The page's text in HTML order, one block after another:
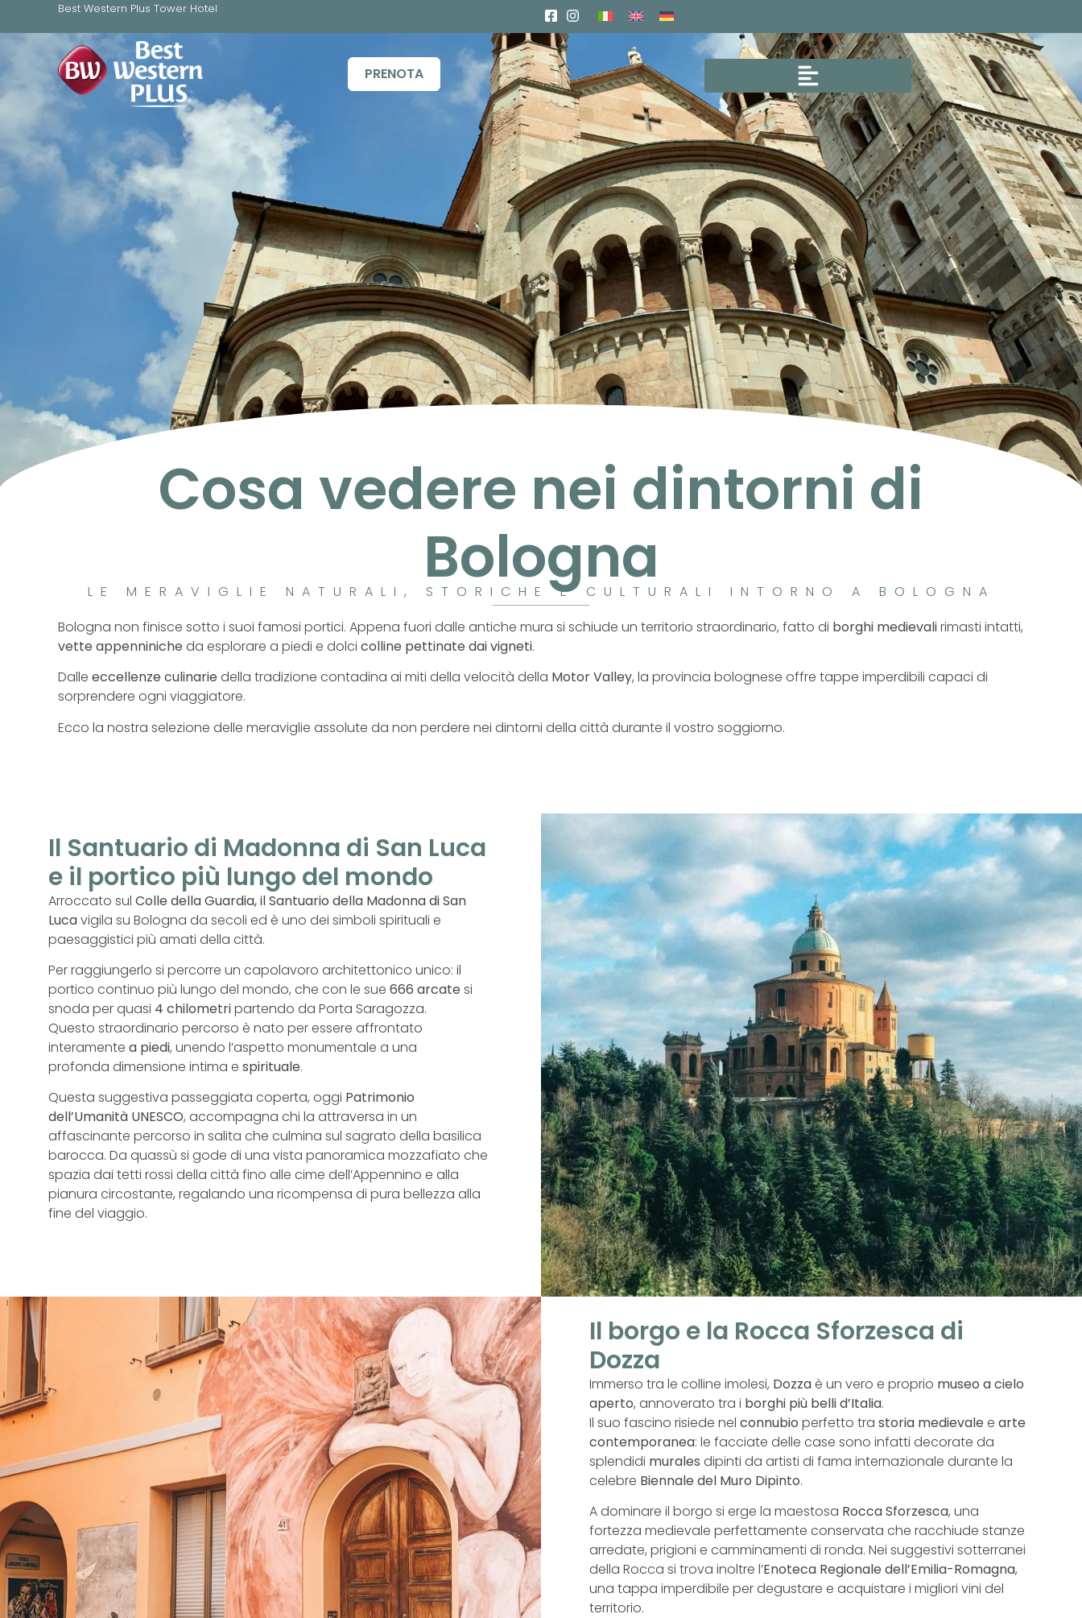
Best Western Plus Tower Hotel
PRENOTA
Cosa vedere nei dintorni di
Bologna
LE MERAVIGLIE NATURALI, STORICHE E CULTURALI INTORNO A BOLOGNA
Bologna non finisce sotto i suoi famosi portici. Appena fuori dalle antiche mura si schiude un territorio straordinario, fatto di borghi medievalirimasti intatti,
vette appenniniche da esplorare a piedi e dolci colline pettinate dai vigneti.
Dalle eccellenze culinarie della tradizione contadina ai miti della velocità della Motor Valley, la provincia bolognese offre tappe imperdibili capaci di
sorprendere ogni viaggiatore.
Ecco la nostra selezione delle meraviglie assolute da non perdere nei dintorni della città durante il vostro soggiorno.
Il Santuario di Madonna di San Luca
e il portico più lungo del mondo
Arroccato sul Colle della Guardia, il Santuario della Madonna di San
Lucavigila su Bologna da secoli ed è uno dei simboli spirituali e
paesaggistici più amati della città.
Per raggiungerlo si percorre un capolavoro architettonico unico: il
portico continuo più lungo del mondo, che con le sue 666 arcate si
snoda per quasi 4 chilometripartendo da Porta Saragozza.
Questo straordinario percorso è nato per essere affrontato
interamente a piedi, unendo l’aspetto monumentale a una
profonda dimensione intima e spirituale.
Questa suggestiva passeggiata coperta, oggi Patrimonio
dell’Umanità UNESCO, accompagna chi la attraversa in un
affascinante percorso in salita che culmina sul sagrato della basilica
barocca. Da quassù si gode di una vista panoramica mozzafiato che
spazia dai tetti rossi della città fino alle cime dell’Appennino e alla
pianura circostante, regalando una ricompensa di pura bellezza alla
fine del viaggio.
Il borgo e la Rocca Sforzesca di
Dozza
Immerso tra le colline imolesi, Dozzaè un vero e proprio museo a cielo
aperto, annoverato tra i borghi più belli d’Italia.
Il suo fascino risiede nel connubio perfetto tra storia medievale e arte
contemporanea: le facciate delle case sono infatti decorate da
splendidi murales dipinti da artisti di fama internazionale durante la
celebre Biennale del Muro Dipinto.
A dominare il borgo si erge la maestosa Rocca Sforzesca, una
fortezza medievale perfettamente conservata che racchiude stanze
arredate, prigioni e camminamenti di ronda. Nei suggestivi sotterranei
della Rocca si trova inoltre l’Enoteca Regionale dell’Emilia-Romagna,
una tappa imperdibile per degustare e acquistare i migliori vini del
territorio.